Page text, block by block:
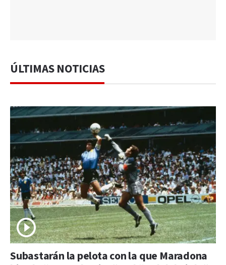
ÚLTIMAS NOTICIAS
Subastarán la pelota con la que Maradona